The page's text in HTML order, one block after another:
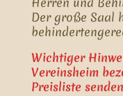
Der große Saal
Wichtiger
Vereinsheim
Preisliste